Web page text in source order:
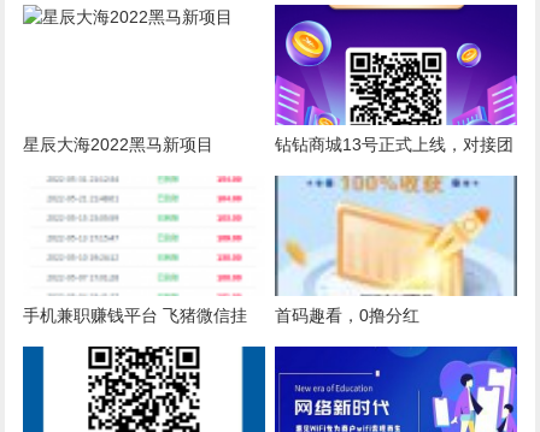
元，推广越多分红越多，亲测提
一次推广四级模式，终身收益！
星辰大海2022黑马新项目
钻钻商城13号正式上线，对接团
队，会员拿团队无限代收益
手机兼职赚钱平台 飞猪微信挂
机，单号一天50+
首码趣看，0撸分红